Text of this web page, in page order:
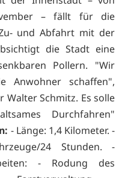
– fällt für die
und Abfahrt mit der
die Stadt eine
Pollern. "Wir
Anwohner schaffen",
Schmitz. Es solle
Durchfahren"
- Länge: 1,4 Kilometer. -
24 Stunden. -
- Rodung des